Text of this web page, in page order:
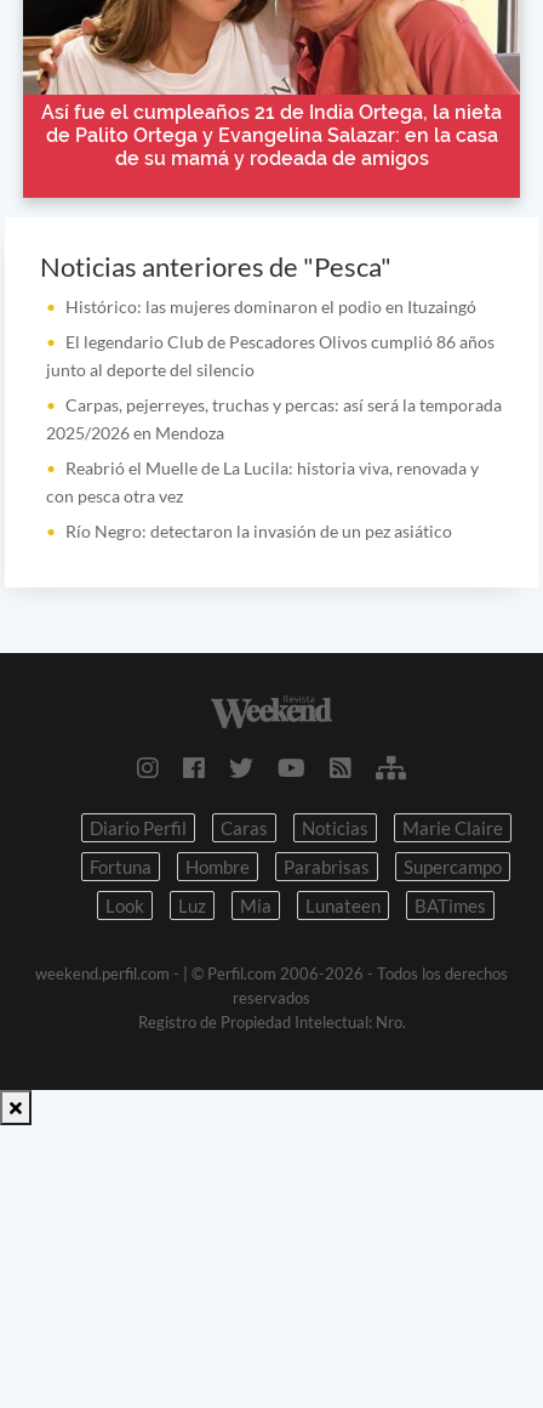
Así fue el cumpleaños 21 de India Ortega, la nieta
de Palito Ortega y Evangelina Salazar: en la casa
de su mamá y rodeada de amigos
Noticias anteriores de "Pesca"
Histórico: las mujeres dominaron el podio en Ituzaingó
El legendario Club de Pescadores Olivos cumplió 86 años
junto al deporte del silencio
Carpas, pejerreyes, truchas y percas: así será la temporada
2025/2026 en Mendoza
Reabrió el Muelle de La Lucila: historia viva, renovada y
con pesca otra vez
Río Negro: detectaron la invasión de un pez asiático
Diario Perfil Caras Noticias
Marie Claire
Fortuna
Hombre Parabrisas
Supercampo
Look
Luz Mia Lunateen BATimes
weekend.perfil.com -
| © Perfil.com 2006-2026 - Todos los derechos
reservados
Registro de Propiedad Intelectual: Nro.